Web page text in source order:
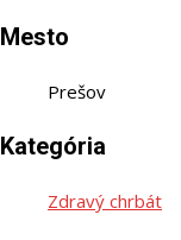
Mesto
Prešov
Kategória
Zdravý chrbát